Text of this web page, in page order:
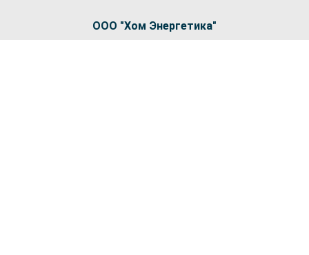
ООО "Хом Энергетика"